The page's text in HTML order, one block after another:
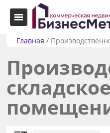
Главная /
складское